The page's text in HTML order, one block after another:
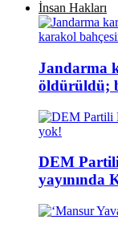
İnsan Hakları
Jandarma
öldürüldü;
DEM
yayınında